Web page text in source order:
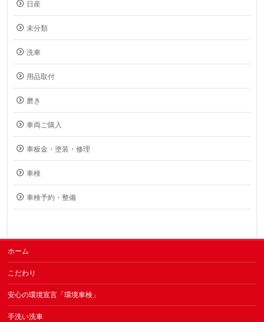
日産
未分類
洗車
用品取付
磨き
車両ご購入
車板金・塗装・修理
車検
車検予約・整備
ホーム
こだわり
安心の環境宣言「環境車検」
手洗い洗車